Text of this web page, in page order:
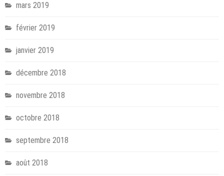
mars 2019
février 2019
janvier 2019
décembre 2018
novembre 2018
octobre 2018
septembre 2018
août 2018